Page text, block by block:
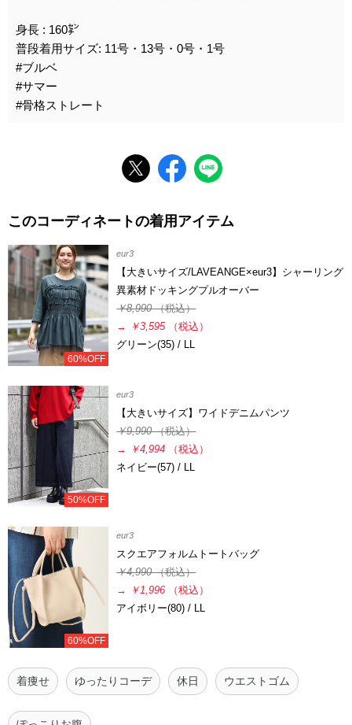
身長 : 160㌢
普段着用サイズ: 11号・13号・0号・1号
#ブルベ
#サマー
#骨格ストレート
このコーディネートの着用アイテム
60%OFF
eur3
【大きいサイズ/LAVEANGE×eur3】シャーリング
異素材ドッキングプルオーバー
￥8,990（税込）
→
￥3,595
（税込）
グリーン(35) / LL
50%OFF
eur3
【大きいサイズ】ワイドデニムパンツ
￥9,990（税込）
→
￥4,994
（税込）
ネイビー(57) / LL
60%OFF
eur3
スクエアフォルムトートバッグ
￥4,990（税込）
→
￥1,996
（税込）
アイボリー(80) / LL
着痩せ ゆったりコーデ 休日 ウエストゴム